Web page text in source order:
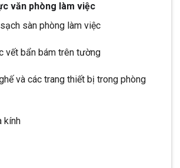
văn phòng làm việc
sàn phòng làm việc
vết bẩn bám trên tường
và các trang thiết bị trong phòng
kính